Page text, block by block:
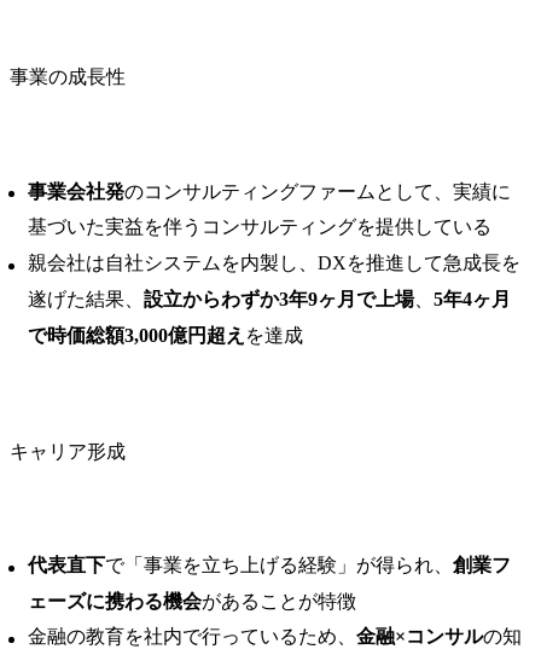
事業の成長性
事業会社発のコンサルティングファームとして、実績に
基づいた実益を伴うコンサルティングを提供している
親会社は自社システムを内製し、DXを推進して急成長を
遂げた結果、 設立からわずか3年9ヶ月で上場、 5年4ヶ月
で時価総額3,000億円超え を達成
キャリア形成
代表直下で「事業を立ち上げる経験」が得られ、 創業フ
ェーズに携わる機会があることが特徴
金融の教育を社内で行っているため、 金融×コンサルの知